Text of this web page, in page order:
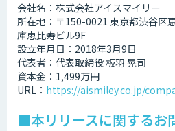
会社名：株式会社アイスマイリー
所在地：〒150-0021 東京都渋谷区
庫恵比寿ビル9F
設立年月日：2018年3月9日
代表者：代表取締役 板羽 晃司
資本金：1,499万円
URL： https://aismiley.co.jp/
■本リリースに関するお